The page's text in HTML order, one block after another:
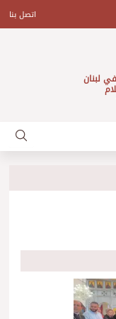
اتصل بنا
لبنان